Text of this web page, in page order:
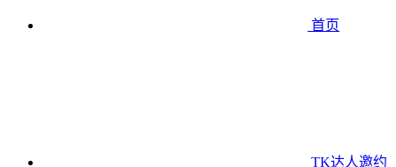
首页
TK达人邀约